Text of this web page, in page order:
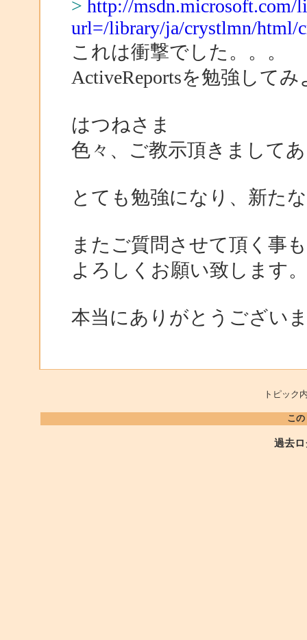
> http://msdn.microsoft.com/
url=/library/ja/crystlmn/html/
これは衝撃でした。。。
ActiveReportsを勉強して
はつねさま
色々、ご教示頂きまして
とても勉強になり、新た
またご質問させて頂く事
よろしくお願い致します。
本当にありがとうござい
トピッ
こ
過去